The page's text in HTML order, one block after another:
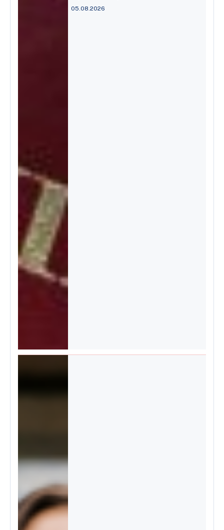
орындамаған
05.08.2026